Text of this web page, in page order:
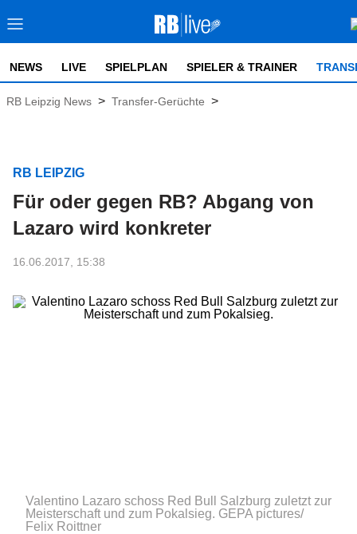
NEWS LIVE SPIELPLAN SPIELER & TRAINER
RB Leipzig News > Transfer-Gerüchte >
RB LEIPZIG
Für oder gegen RB? Abgang von
Lazaro wird konkreter
16.06.2017, 15:38
Valentino Lazaro schoss Red Bull Salzburg zuletzt zur
Meisterschaft und zum Pokalsieg. GEPA pictures/
Felix Roittner